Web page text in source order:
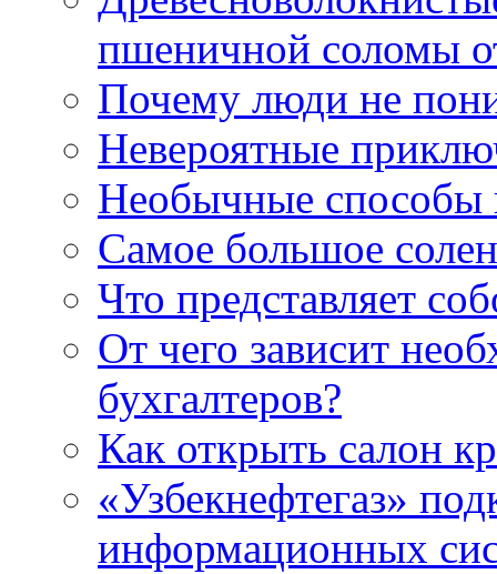
пшеничной соломы
Почему люди не
Невероятные
Необычные способы
Самое большое
Что представляет
От чего зависит
бухгалтеров?
Как открыть салон
«Узбекнефтегаз»
информационных